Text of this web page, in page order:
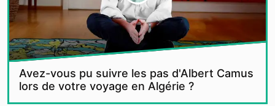
Avez-vous pu suivre les pas d'Albert Camus
lors de votre voyage en Algérie ?